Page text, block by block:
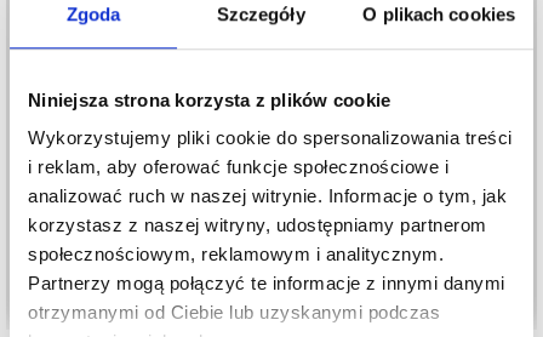
Zgoda Szczegóły O plikach cookies
Niniejsza strona korzysta z plików cookie
Wykorzystujemy pliki cookie do spersonalizowania treści
i reklam, aby oferować funkcje społecznościowe i
analizować ruch w naszej witrynie. Informacje o tym, jak
korzystasz z naszej witryny, udostępniamy partnerom
społecznościowym, reklamowym i analitycznym.
Partnerzy mogą połączyć te informacje z innymi danymi
otrzymanymi od Ciebie lub uzyskanymi podczas
242-34 HAPPY LAUREL
SHAWL BY DROPS
DESIGN
22,80 zł
Dodaj do koszyka
257-31 SCALLOP BLISS
TOP BY DROPS
DESIGN
Cena od 34,25 zł
Zobacz wszystkie opcje